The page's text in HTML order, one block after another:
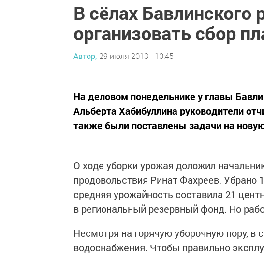
В сёлах Бавлинского
организовать сбор
Автор, 29 июля 2013 - 10:45
На деловом понедельнике у главы
Альберта Хабибуллина руководители
также были поставлены задачи на
О ходе уборки урожая доложил
продовольствия Ринат Фахреев. Убрано
средняя урожайность составила 21
в региональный резервный фонд. Но
Несмотря на горячую уборочную пору, в
водоснабжения. Чтобы правильно